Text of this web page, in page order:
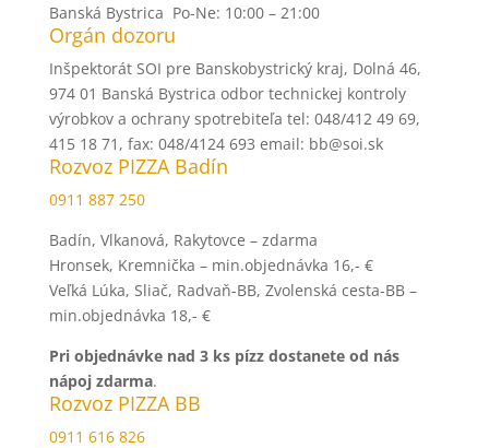
Banská Bystrica Po-Ne: 10:00 – 21:00
Orgán dozoru
Inšpektorát SOI pre Banskobystrický kraj, Dolná 46,
974 01 Banská Bystrica odbor technickej kontroly
výrobkov a ochrany spotrebiteľa tel: 048/412 49 69,
415 18 71, fax: 048/4124 693 email: bb@soi.sk
Rozvoz PIZZA Badín
0911 887 250
Badín, Vlkanová, Rakytovce – zdarma
Hronsek, Kremnička – min.objednávka 16,- €
Veľká Lúka, Sliač, Radvaň-BB, Zvolenská cesta-BB –
min.objednávka 18,- €
Pri objednávke nad 3 ks pízz dostanete od nás
nápoj zdarma.
Rozvoz PIZZA BB
0911 616 826